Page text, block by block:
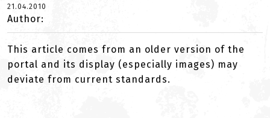
21.04.2010
Author:
This article comes from an older version of the
portal and its display (especially images) may
deviate from current standards.